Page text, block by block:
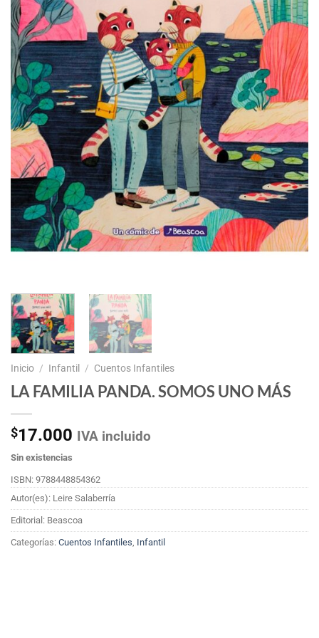
Inicio / Infantil / Cuentos Infantiles
LA FAMILIA PANDA. SOMOS UNO MÁS
$17.000 IVA incluido
Sin existencias
ISBN: 9788448854362
Autor(es): Leire Salaberría
Editorial: Beascoa
Categorías: Cuentos Infantiles Infantil